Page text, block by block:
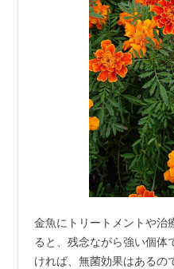
金魚にトリートメントや治
ると、残念ながら強い個体
ければ、無菌効果はあるの